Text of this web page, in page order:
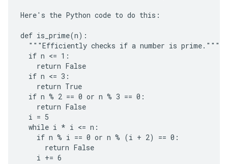
Here's the Python code to do this:
def is_prime(n):
  """Efficiently checks if a number is prime."""
  if n <= 1:
    return False
  if n <= 3:
    return True
  if n % 2 == 0 or n % 3 == 0:
    return False
  i = 5
  while i * i <= n:
    if n % i == 0 or n % (i + 2) == 0:
      return False
    i += 6